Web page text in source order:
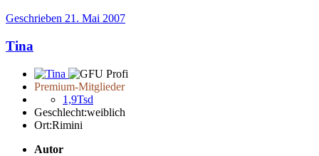
Geschrieben 21. Mai 2007
Tina
Premium-Mitglieder
1,9Tsd
Geschlecht:weiblich
Ort:Rimini
Autor